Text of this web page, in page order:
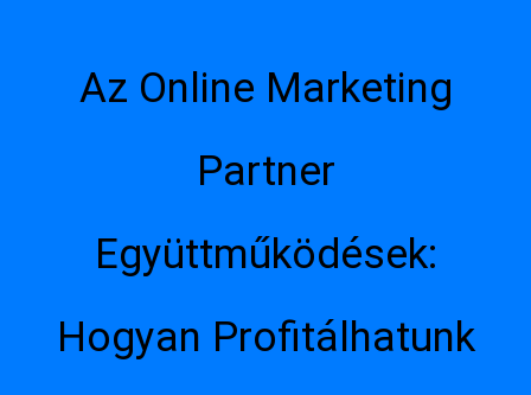
Az Online Marketing
Partner
Együttműködések:
Hogyan Profitálhatunk